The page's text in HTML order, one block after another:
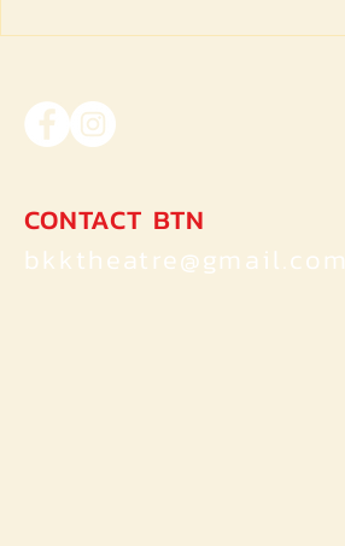
“ภาพอาถรรพณ์ของดรณ์ ดารั
of Dorian Gray ของ Oscar Wilde
CONTACT BTN
bkktheatre@gmail.com